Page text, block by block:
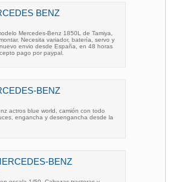
BENZ
Mercedes-Benz 1850L de Tamiya,
Necesita variador, batería, servo y
envio desde España, en 48 horas
pago por paypal.
BENZ
actros blue world, camión con todo
engancha y desengancha desde la
BENZ